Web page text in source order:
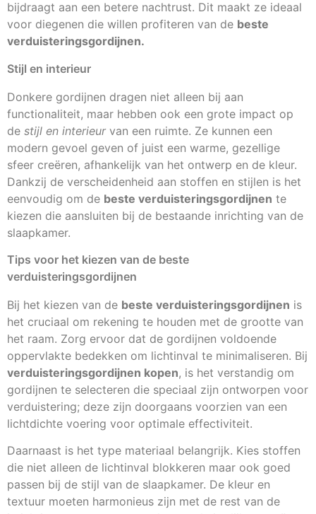
bijdraagt aan een betere nachtrust. Dit maakt ze ideaal
voor diegenen die willen profiteren van de beste
verduisteringsgordijnen.
Stijl en interieur
Donkere gordijnen dragen niet alleen bij aan
functionaliteit, maar hebben ook een grote impact op
de stijl en interieurvan een ruimte. Ze kunnen een
modern gevoel geven of juist een warme, gezellige
sfeer creëren, afhankelijk van het ontwerp en de kleur.
Dankzij de verscheidenheid aan stoffen en stijlen is het
eenvoudig om de beste verduisteringsgordijnen te
kiezen die aansluiten bij de bestaande inrichting van de
slaapkamer.
Tips voor het kiezen van de beste
verduisteringsgordijnen
Bij het kiezen van de beste verduisteringsgordijnen is
het cruciaal om rekening te houden met de grootte van
het raam. Zorg ervoor dat de gordijnen voldoende
oppervlakte bedekken om lichtinval te minimaliseren. Bij
verduisteringsgordijnen kopen, is het verstandig om
gordijnen te selecteren die speciaal zijn ontworpen voor
verduistering; deze zijn doorgaans voorzien van een
lichtdichte voering voor optimale effectiviteit.
Daarnaast is het type materiaal belangrijk. Kies stoffen
die niet alleen de lichtinval blokkeren maar ook goed
passen bij de stijl van de slaapkamer. De kleur en
textuur moeten harmonieus zijn met de rest van de